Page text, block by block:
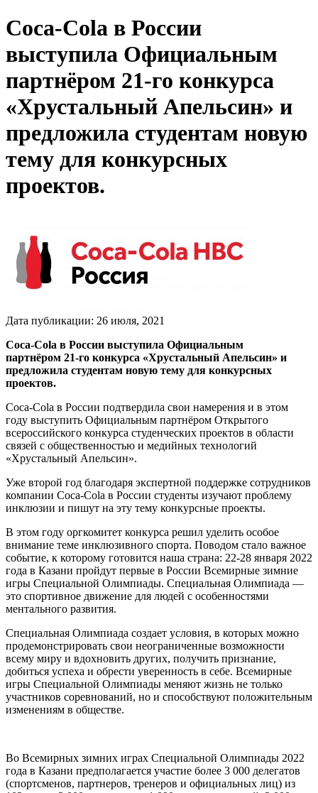
Coca-Cola в России
выступила Официальным
партнёром 21-го конкурса
«Хрустальный Апельсин» и
предложила студентам новую
тему для конкурсных
проектов.
Дата публикации: 26 июля, 2021
Coca-Cola в России выступила Официальным
партнёром 21-го конкурса «Хрустальный Апельсин» и
предложила студентам новую тему для конкурсных
проектов.
Coca-Cola в России подтвердила свои намерения и в этом
году выступить Официальным партнёром Открытого
всероссийского конкурса студенческих проектов в области
связей с общественностью и медийных технологий
«Хрустальный Апельсин».
Уже второй год благодаря экспертной поддержке сотрудников
компании Coca-Cola в России студенты изучают проблему
инклюзии и пишут на эту тему конкурсные проекты.
В этом году оргкомитет конкурса решил уделить особое
внимание теме инклюзивного спорта. Поводом стало важное
событие, к которому готовится наша страна: 22-28 января 2022
года в Казани пройдут первые в России Всемирные зимние
игры Специальной Олимпиады. Специальная Олимпиада —
это спортивное движение для людей с особенностями
ментального развития.
Специальная Олимпиада создает условия, в которых можно
продемонстрировать свои неограниченные возможности
всему миру и вдохновить других, получить признание,
добиться успеха и обрести уверенность в себе. Всемирные
игры Специальной Олимпиады меняют жизнь не только
участников соревнований, но и способствуют положительным
изменениям в обществе.
Во Всемирных зимних играх Специальной Олимпиады 2022
года в Казани предполагается участие более 3 000 делегатов
(спортсменов, партнеров, тренеров и официальных лиц) из